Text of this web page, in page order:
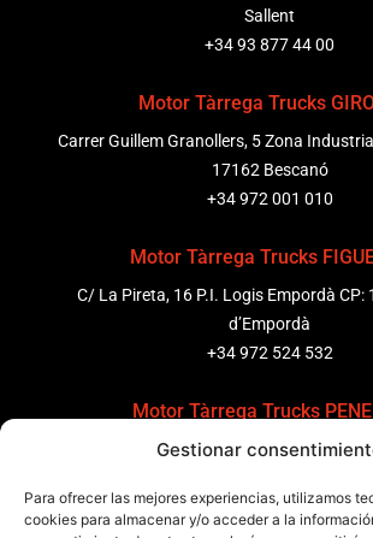
Gestionar
Para ofrecer las mejores experiencias, utilizamos
cookies para almacenar y/o acceder a la
Sallent
+34 93 877 44 00
Motor Tàrrega Trucks
Carrer Guillem Granollers, 5 Zona
17162 Bescanó
+34 972 001 010
Motor Tàrrega Trucks
C/ La Pireta, 16 P.I. Logis Empordà CP:
d’Empordà
+34 972 524 532
Motor Tàrrega Trucks
C/ Ponent 8, Pol. Ind. Sant Pere
+34 931 69 11 91